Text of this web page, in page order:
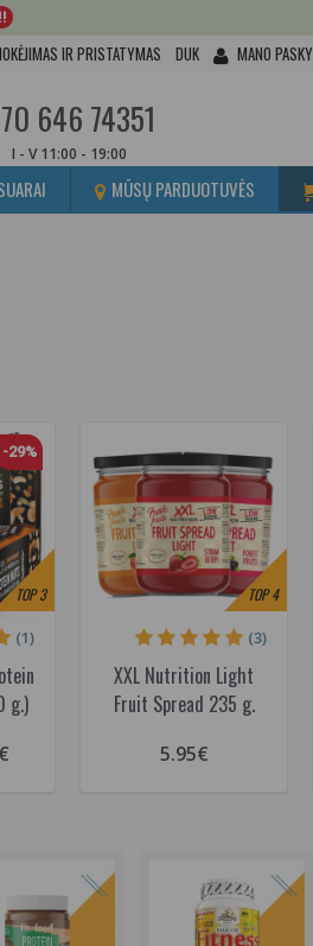
IR PRISTATYMAS DUK MANO
646 74351
I - V 11:00 - 19:00
MŪSŲ PARDUOTUVĖS
TOP3
-29%
g.)
(1)
TOP4
XXL Nutrition Light
Fruit Spread 235 g.
(3)
5.95€